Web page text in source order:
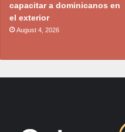
capacitar a dominicanos en
el exterior
August 4, 2026